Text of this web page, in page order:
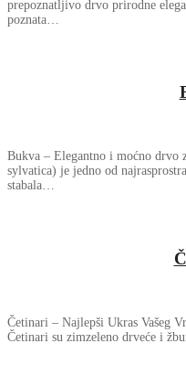
prepoznatljivo drvo prirodne
poznata…
Bukva – Elegantno i moćno drvo
sylvatica) je jedno od
stabala…
Četinari – Najlepši Ukras Vašeg
Četinari su zimzeleno drveće i